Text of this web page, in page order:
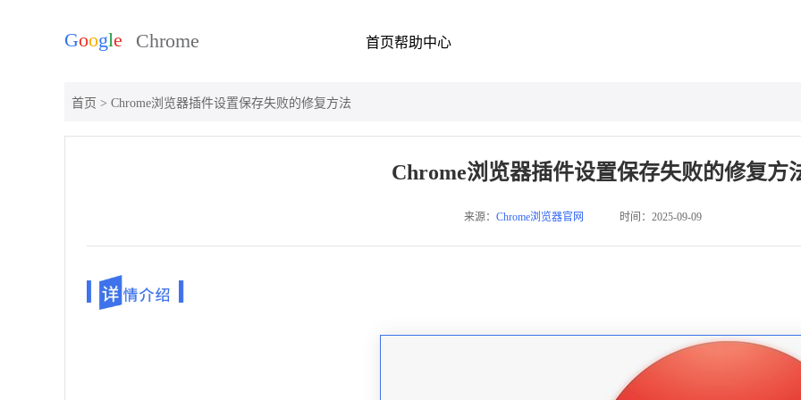
首页帮助中心
首页 > Chrome浏览器插件设置保存失败的修复方法
Chrome浏览器插件设置保存失败的修复方
来源： Chrome浏览器官网 时间：2025-09-09